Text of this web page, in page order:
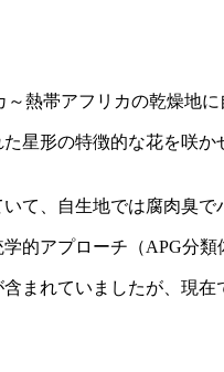
～熱帯アフリカの乾燥地
星形の特徴的な花を咲か
て、自生地では腐肉臭で
的アプローチ（APG分
まれていましたが、現在